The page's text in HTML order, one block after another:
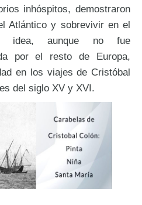
inhóspitos, demostraron
Atlántico y sobrevivir en el
idea, aunque no fue
por el resto de Europa,
en los viajes de Cristóbal
del siglo XV y XVI.